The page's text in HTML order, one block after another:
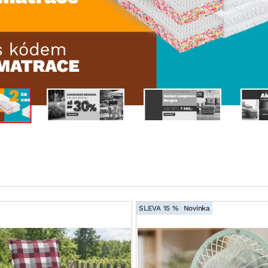
DOMÁCÍ SPOTŘEBIČE ZAHRADNÍ
SLEVA 15 % Novinka